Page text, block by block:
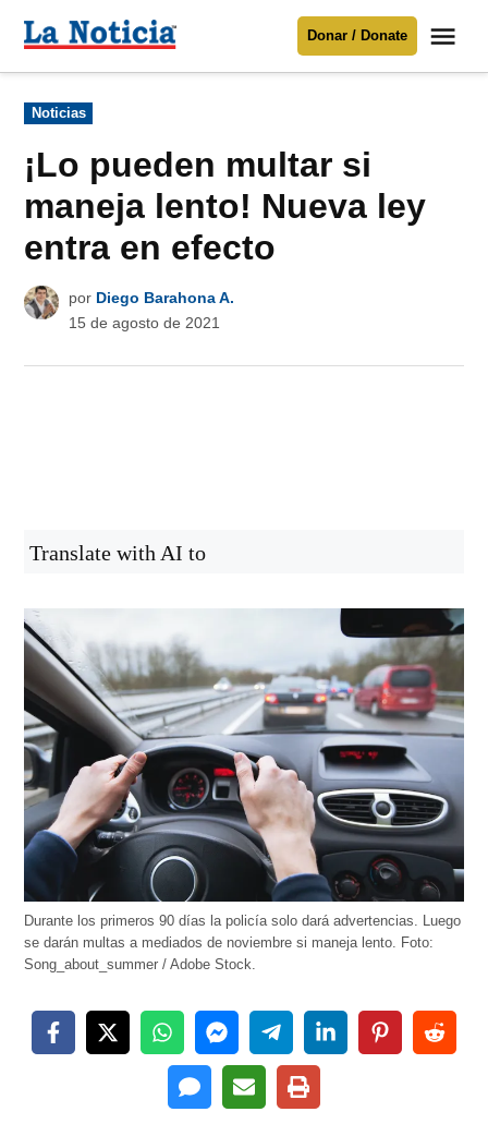
Para mantenerte informado necesitamos
Donar
contenido
Noticia
Donar / Donate
Publicado
en
Noticias
¡Lo pueden multar si
maneja lento! Nueva ley
entra en efecto
por Diego Barahona A.
15 de agosto de 2021
Translate with AI to
Durante los primeros 90 días la policía solo dará advertencias. Luego
se darán multas a mediados de noviembre si maneja lento. Foto:
Song_about_summer / Adobe Stock.